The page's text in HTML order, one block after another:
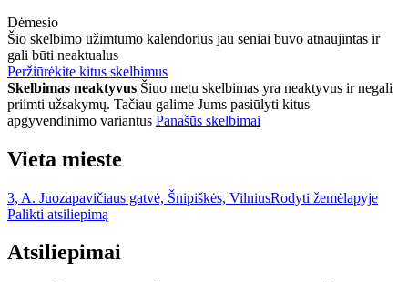
Dėmesio
Šio skelbimo užimtumo kalendorius jau seniai buvo atnaujintas ir
gali būti neaktualus
Peržiūrėkite kitus skelbimus
Skelbimas neaktyvus Šiuo metu skelbimas yra neaktyvus ir negali
priimti užsakymų. Tačiau galime Jums pasiūlyti kitus
apgyvendinimo variantus Panašūs skelbimai
Vieta mieste
3, A. Juozapavičiaus gatvė, Šnipiškės, VilniusRodyti žemėlapyje
Palikti atsiliepimą
Atsiliepimai